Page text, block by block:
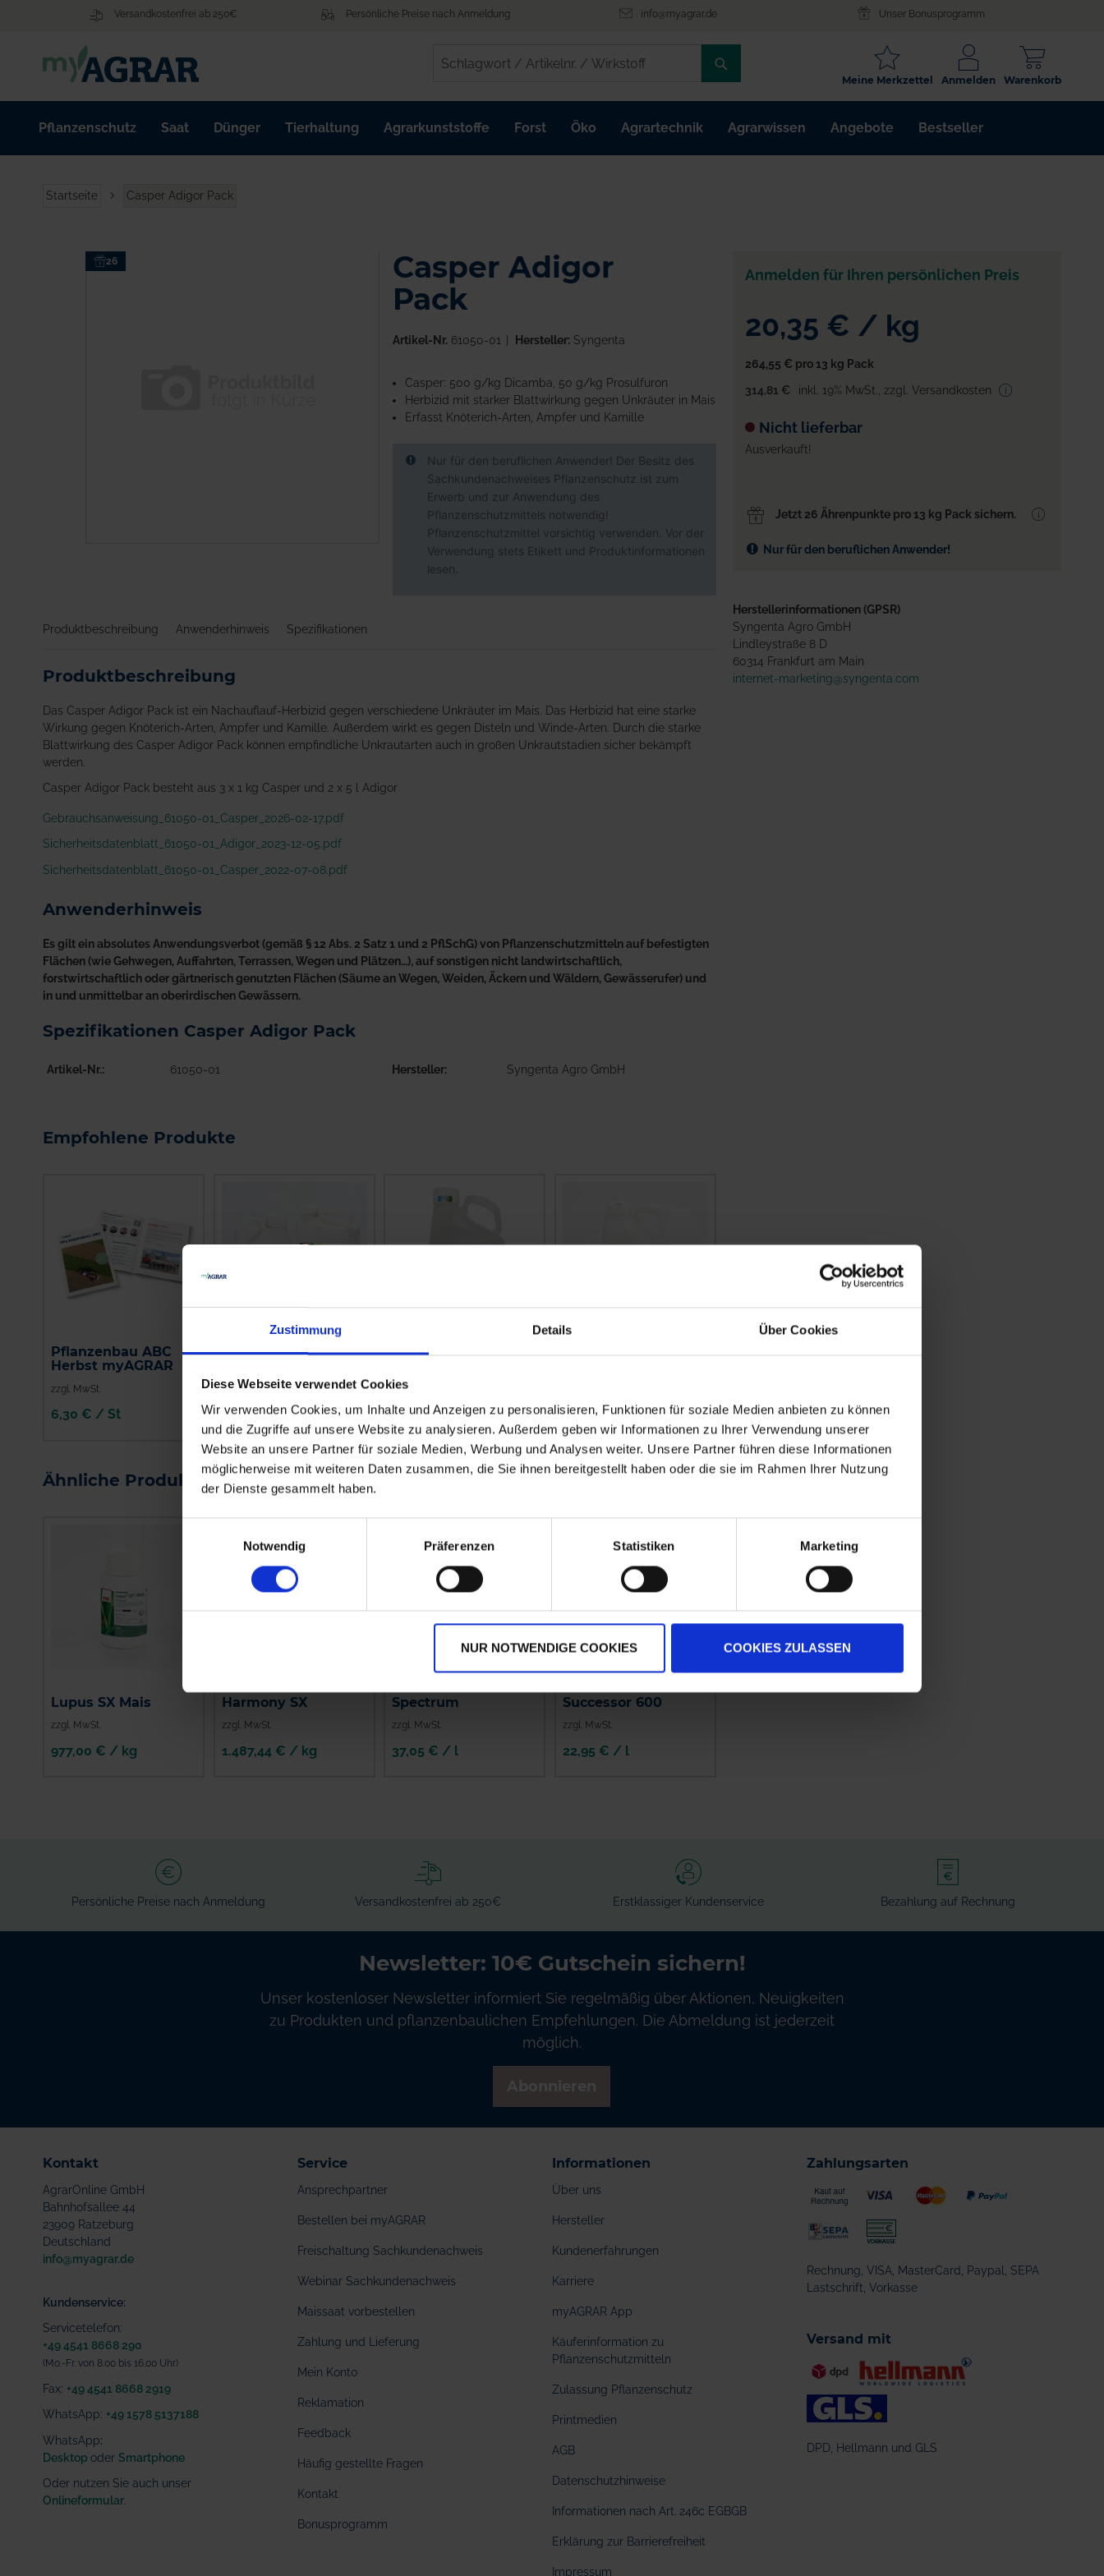
Zustimmung Details Über Cookies
Diese Webseite verwendet Cookies
Wir verwenden Cookies, um Inhalte und Anzeigen zu personalisieren, Funktionen für soziale Medien anbieten zu können
und die Zugriffe auf unsere Website zu analysieren. Außerdem geben wir Informationen zu Ihrer Verwendung unserer
Website an unsere Partner für soziale Medien, Werbung und Analysen weiter. Unsere Partner führen diese Informationen
möglicherweise mit weiteren Daten zusammen, die Sie ihnen bereitgestellt haben oder die sie im Rahmen Ihrer Nutzung
der Dienste gesammelt haben.
Notwendig
Präferenzen Statistiken Marketing
NUR NOTWENDIGE COOKIES COOKIES ZULASSEN
Versandkostenfrei ab 250€ Persönliche Preise nach Anmeldung info@myagrar.de Unser Bonusprogramm
/
ARTIKELNR.
/
Warenkorb
Anmelden
Meine Merkzettel
Pflanzenschutz Saat Dünger Tierhaltung Agrarkunststoffe Forst Öko Agrartechnik Agrarwissen Angebote Bestseller
Startseite Casper Adigor Pack
26
springen
Casper Adigor
Pack
Artikel-Nr. 61050-01 Hersteller:Syngenta
Casper: 500 g/kg Dicamba, 50 g/kg Prosulfuron
Herbizid mit starker Blattwirkung gegen Unkräuter in Mais
Erfasst Knöterich-Arten, Ampfer und Kamille
Nur für den beruflichen Anwender! Der Besitz des
Sachkundenachweises Pflanzenschutz ist zum
Erwerb und zur Anwendung des
Pflanzenschutzmittels notwendig!
Pflanzenschutzmittel vorsichtig verwenden. Vor der
Verwendung stets Etikett und Produktinformationen
lesen.
Produktbeschreibung Anwenderhinweis Spezifikationen
Produktbeschreibung
Das Casper Adigor Pack ist ein Nachauflauf-Herbizid gegen verschiedene Unkräuter im Mais. Das Herbizid hat eine starke
Wirkung gegen Knöterich-Arten, Ampfer und Kamille. Außerdem wirkt es gegen Disteln und Winde-Arten. Durch die starke
Blattwirkung des Casper Adigor Pack können empfindliche Unkrautarten auch in großen Unkrautstadien sicher bekämpft
werden.
Casper Adigor Pack besteht aus 3 x 1 kg Casper und 2 x 5 l Adigor
Gebrauchsanweisung_61050-01_Casper_2026-02-17.pdf
Sicherheitsdatenblatt_61050-01_Adigor_2023-12-05.pdf
Sicherheitsdatenblatt_61050-01_Casper_2022-07-08.pdf
Anwenderhinweis
Es gilt ein absolutes Anwendungsverbot (gemäß § 12 Abs. 2 Satz 1 und 2 PflSchG) von Pflanzenschutzmitteln auf befestigten
Flächen (wie Gehwegen, Auffahrten, Terrassen, Wegen und Plätzen…), auf sonstigen nicht landwirtschaftlich,
forstwirtschaftlich oder gärtnerisch genutzten Flächen (Säume an Wegen, Weiden, Äckern und Wäldern, Gewässerufer) und
in und unmittelbar an oberirdischen Gewässern.
Spezifikationen Casper Adigor Pack
Artikel-Nr. 61050-01 Hersteller Syngenta Agro GmbH
Empfohlene Produkte
Pflanzenbau ABC
Herbst myAGRAR
zzgl. MwSt.
6,30 € / St
Diniro
zzgl. MwSt.
23,10 € / l
MaisTer power
zzgl. MwSt.
43,27 € / l
Primero
7,36 € / l
Ähnliche Produkte
Lupus SX Mais
zzgl. MwSt.
977,00 € / kg
Harmony SX
zzgl. MwSt.
1.487,44 € / kg
Spectrum
zzgl. MwSt.
37,05 € / l
Successor 600
zzgl. MwSt.
22,95 € / l
Anmelden für Ihren persönlichen Preis
20,35 € / kg
264,55 € pro 13 kg Pack
314,81 €
inkl. 19% MwSt. zzgl. Versandkosten
Nicht lieferbar
Ausverkauft!
Jetzt 26 Ährenpunkte pro 13 kg Pack sichern.
Nur für den beruflichen Anwender!
Herstellerinformationen (GPSR)
Syngenta Agro GmbH
Lindleystraße 8 D
60314 Frankfurt am Main
internet-marketing@syngenta.com
Persönliche Preise nach Anmeldung Versandkostenfrei ab 250€ Erstklassiger Kundenservice Bezahlung auf Rechnung
Newsletter: 10€ Gutschein sichern!
Unser kostenloser Newsletter informiert Sie regelmäßig über Aktionen, Neuigkeiten
zu Produkten und pflanzenbaulichen Empfehlungen. Die Abmeldung ist jederzeit
möglich.
Kontakt
AgrarOnline GmbH
Bahnhofsallee 44
23909 Ratzeburg
Deutschland
info@myagrar.de
Kundenservice:
Servicetelefon:
+49 4541 8668 290
(Mo.-Fr. von 8.00 bis 16.00 Uhr)
Fax: +49 4541 8668 2919
WhatsApp: +49 1578 5137188
WhatsApp:
Desktop oder Smartphone
Oder nutzen Sie auch unser
Onlineformular
Service
Ansprechpartner
Bestellen bei myAGRAR
Freischaltung Sachkundenachweis
Webinar Sachkundenachweis
Maissaat vorbestellen
Zahlung und Lieferung
Mein Konto
Reklamation
Feedback
Häufig gestellte Fragen
Kontakt
Bonusprogramm
Informationen
Über uns
Hersteller
Kundenerfahrungen
Karriere
myAGRAR App
Käuferinformation zu
Pflanzenschutzmitteln
Zulassung Pflanzenschutz
Printmedien
AGB
Datenschutzhinweise
Informationen nach Art. 246c EGBGB
Erklärung zur Barrierefreiheit
Impressum
Zahlungsarten
Rechnung, VISA, MasterCard, Paypal, SEPA
Lastschrift, Vorkasse
Versand mit
DPD, Hellmann und GLS